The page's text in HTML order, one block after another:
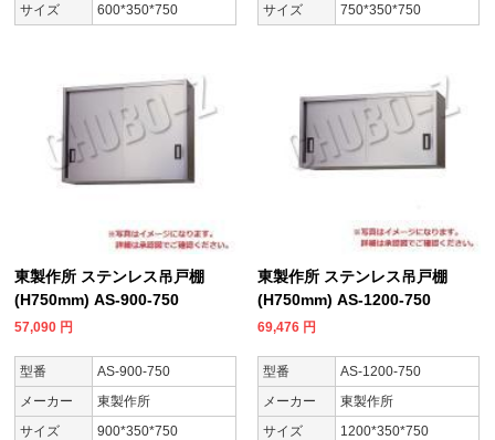
サイズ
600*350*750
サイズ
750*350*750
東製作所 ステンレス吊戸棚
(H750mm) AS-900-750
57,090 円
型番
AS-900-750
メーカー
東製作所
サイズ
900*350*750
東製作所 ステンレス吊戸棚
(H750mm) AS-1200-750
69,476 円
型番
AS-1200-750
メーカー
東製作所
サイズ
1200*350*750